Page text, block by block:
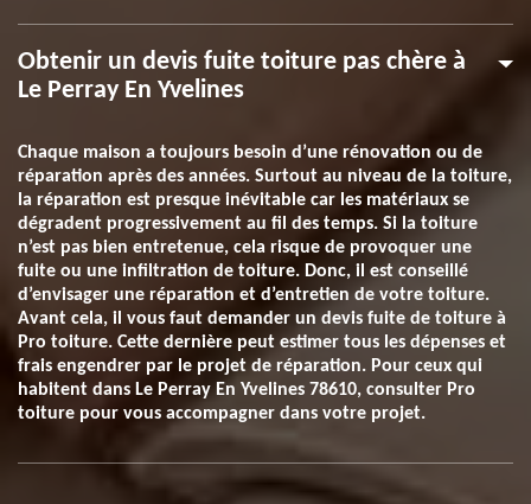
Obtenir un devis fuite toiture pas chère à
Le Perray En Yvelines
Chaque maison a toujours besoin d’une rénovation ou de
réparation après des années. Surtout au niveau de la toiture,
la réparation est presque inévitable car les matériaux se
dégradent progressivement au fil des temps. Si la toiture
n’est pas bien entretenue, cela risque de provoquer une
fuite ou une infiltration de toiture. Donc, il est conseillé
d’envisager une réparation et d’entretien de votre toiture.
Avant cela, il vous faut demander un devis fuite de toiture à
Pro toiture. Cette dernière peut estimer tous les dépenses et
frais engendrer par le projet de réparation. Pour ceux qui
habitent dans Le Perray En Yvelines 78610, consulter Pro
toiture pour vous accompagner dans votre projet.